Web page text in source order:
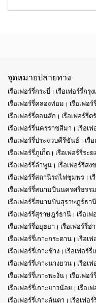
จุดหมายปลายทาง
เรือเฟอร์รี่กระบี่ เรือเฟอร์รี่กรุ
เรือเฟอร์รี่คลองท่อม
เรือเฟอ
เรือเฟอร์รี่ดอนสัก
เรือเฟอร์รี่ต
เรือเฟอร์รี่นครราชสีมา
เรือเ
เรือเฟอร์รี่ประจวบคีรีขันธ์
เรื
เรือเฟอร์รี่ภูเก็ต
เรือเฟอร์รี่ระย
เรือเฟอร์รี่ลำพูน
เรือเฟอร์รี่สง
เรือเฟอร์รี่สถานีรถไฟชุมพร
เ
เรือเฟอร์รี่สนามบินนครศรีธรร
เรือเฟอร์รี่สนามบินสุราษฎร์ธานี
เรือเฟอร์รี่สุราษฎร์ธานี
เรือเ
เรือเฟอร์รี่อยุธยา
เรือเฟอร์รี่อ่
เรือเฟอร์รี่เกาะกระดาน
เรือเ
เรือเฟอร์รี่เกาะช้าง
เรือเฟอร์รี่
เรือเฟอร์รี่เกาะนางยวน
เรือเ
เรือเฟอร์รี่เกาะพะงัน
เรือเฟอ
เรือเฟอร์รี่เกาะยาวน้อย
เรือเ
เรือเฟอร์รี่เกาะลันตา
เรือเฟอ